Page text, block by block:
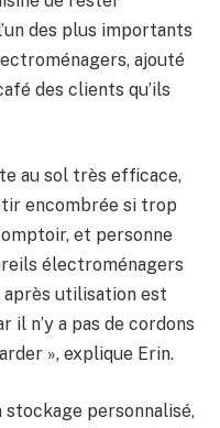
des plus importants
ajouté
des clients qu’ils
au sol très efficace,
encombrée si trop
et personne
électroménagers
après utilisation est
il n’y a pas de cordons
», explique Erin.
stockage personnalisé,